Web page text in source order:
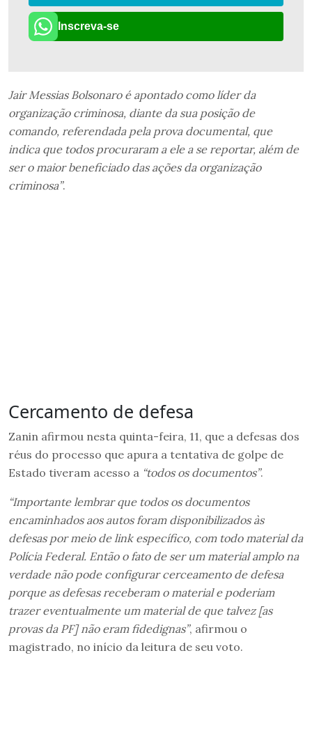
Inscreva-se
Jair Messias Bolsonaro é apontado como líder da
organização criminosa, diante da sua posição de
comando, referendada pela prova documental, que
indica que todos procuraram a ele a se reportar, além de
ser o maior beneficiado das ações da organização
criminosa”.
Cercamento de defesa
Zanin afirmou nesta quinta-feira, 11, que a defesas dos
réus do processo que apura a tentativa de golpe de
Estado tiveram acesso a “todos os documentos”.
“Importante lembrar que todos os documentos
encaminhados aos autos foram disponibilizados às
defesas por meio de link específico, com todo material da
Polícia Federal. Então o fato de ser um material amplo na
verdade não pode configurar cerceamento de defesa
porque as defesas receberam o material e poderiam
trazer eventualmente um material de que talvez [as
provas da PF] não eram fidedignas”, afirmou o
magistrado, no início da leitura de seu voto.